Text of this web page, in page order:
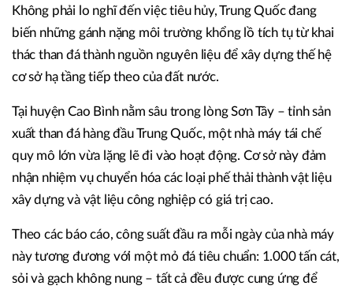
Không phải lo nghĩ đến việc tiêu hủy, Trung Quốc đang
biến những gánh nặng môi trường khổng lồ tích tụ từ khai
thác than đá thành nguồn nguyên liệu để xây dựng thế hệ
cơ sở hạ tầng tiếp theo của đất nước.
Tại huyện Cao Bình nằm sâu trong lòng Sơn Tây – tỉnh sản
xuất than đá hàng đầu Trung Quốc, một nhà máy tái chế
quy mô lớn vừa lặng lẽ đi vào hoạt động. Cơ sở này đảm
nhận nhiệm vụ chuyển hóa các loại phế thải thành vật liệu
xây dựng và vật liệu công nghiệp có giá trị cao.
Theo các báo cáo, công suất đầu ra mỗi ngày của nhà máy
này tương đương với một mỏ đá tiêu chuẩn: 1.000 tấn cát,
sỏi và gạch không nung – tất cả đều được cung ứng để